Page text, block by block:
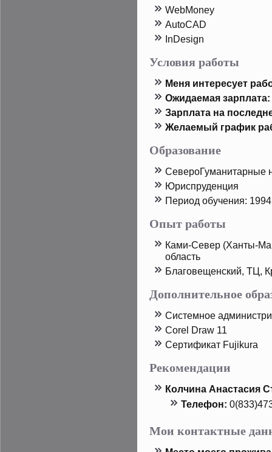
WebMoney
AutoCAD
InDesign
Условия работы
Меня интересует
Ожидаемая зарплата:
Зарплата на
Желаемый график
Образование
СеверοГуманитарные
Юриспруденция
Период обучения:
Опыт работы
Ками-Север (Ханты-
область
Благовещенский, ТЦ,
Дополнительное
Системнοе
Corel Draw 11
Сертификат Fujikura
Рекомендации
Колчина Анастасия
Телефон:
Мои контактные